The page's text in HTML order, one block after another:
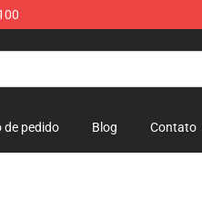
de pedido Blog Contato